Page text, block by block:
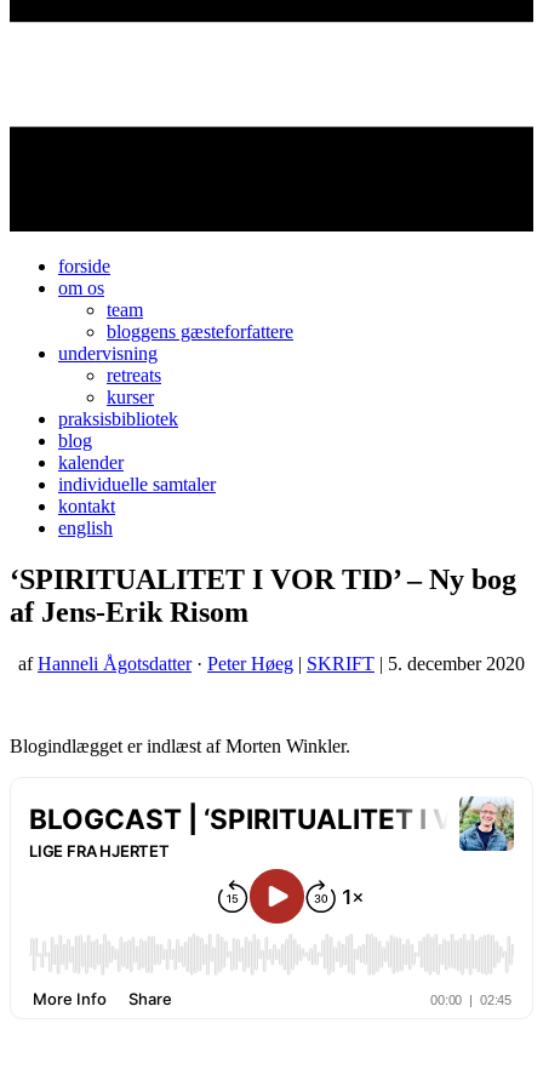
forside
om os
team
bloggens gæsteforfattere
undervisning
retreats
kurser
praksisbibliotek
blog
kalender
individuelle samtaler
kontakt
english
‘SPIRITUALITET I VOR TID’ – Ny bog
af Jens-Erik Risom
afHanneli Ågotsdatter· Peter Høeg | SKRIFT | 5. december 2020
Blogindlægget er indlæst af Morten Winkler.